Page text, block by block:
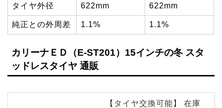
タイヤ外径 622mm 622mm
純正との外周差 1.1% 1.1%
カリーナＥＤ（E-ST201）15インチの冬 スタ
ッドレスタイヤ 通販
【タイヤ交換可能】 在庫